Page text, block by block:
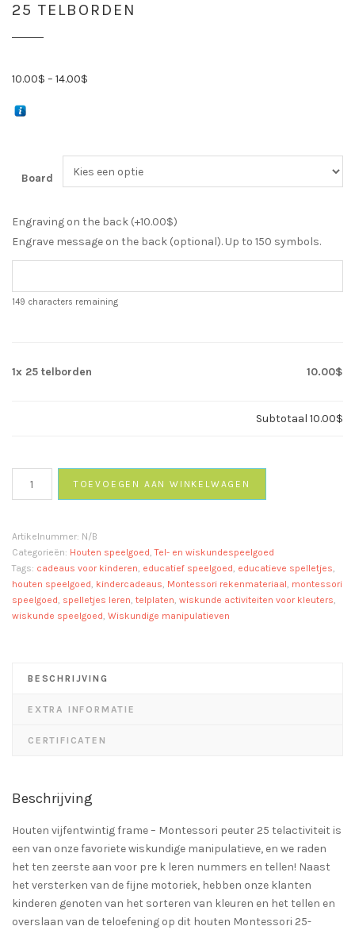
25 TELBORDEN
10.00$ – 14.00$
Board
Engraving on the back (+10.00$)
Engrave message on the back (optional). Up to 150 symbols.
149 characters remaining
1x 25 telborden 10.00$
Subtotaal 10.00$
TOEVOEGEN AAN WINKELWAGEN
Artikelnummer: N/B
Categorieën: Houten speelgoed,Tel- en wiskundespeelgoed
Tags: cadeaus voor kinderen, educatief speelgoed, educatieve spelletjes,
houten speelgoed, kindercadeaus, Montessori rekenmateriaal, montessori
speelgoed, spelletjes leren, telplaten, wiskunde activiteiten voor kleuters,
wiskunde speelgoed, Wiskundige manipulatieven
BESCHRIJVING
EXTRA INFORMATIE
CERTIFICATEN
Beschrijving
Houten vijfentwintig frame – Montessori peuter 25 telactiviteit is
een van onze favoriete wiskundige manipulatieve, en we raden
het ten zeerste aan voor pre k leren nummers en tellen! Naast
het versterken van de fijne motoriek, hebben onze klanten
kinderen genoten van het sorteren van kleuren en het tellen en
overslaan van de teloefening op dit houten Montessori 25-